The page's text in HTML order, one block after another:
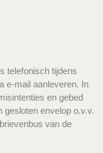
telefonisch tijdens
e-mail aanleveren. In
en gebed
gesloten envelop o.v.v.
van de